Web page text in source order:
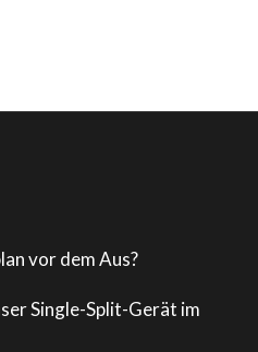
vor dem Aus?
Single-Split-Gerät im